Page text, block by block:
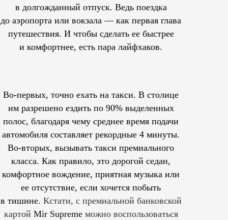
в долгожданный отпуск. Ведь поездка
до аэропорта или вокзала — как первая глава
путешествия. И чтобы сделать ее быстрее
и комфортнее, есть пара лайфхаков.
Во-первых, точно ехать на такси. В столице
им разрешеноездить по 90% выделенных
полос, благодаря чему среднее время подачи
автомобиля составляет рекордные 4 минуты.
Во-вторых, вызывать такси премиального
класса. Как правило, это дорогой седан,
комфортное вождение, приятная музыка или
ее отсутствие, если хочется побыть
в тишине. Кстати, с премиальной банковской
картой Mir Supreme можно воспользоваться